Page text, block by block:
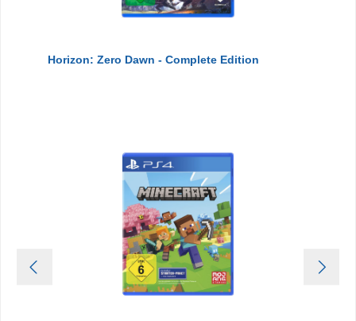
Horizon: Zero Dawn - Complete Edition